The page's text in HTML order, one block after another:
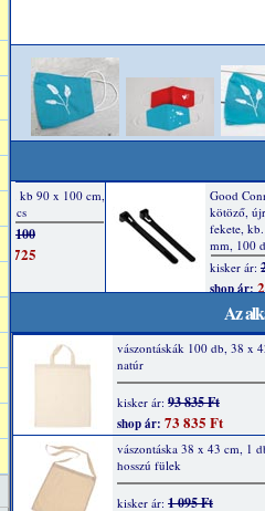
Az
vászontáskák 100 db, 38 x
natúr
kisker ár: 93 835 Ft
shop ár: 73 835 Ft
vászontáska 38 x 43 cm, 1
hosszú fülek
kisker ár: 1 095 Ft